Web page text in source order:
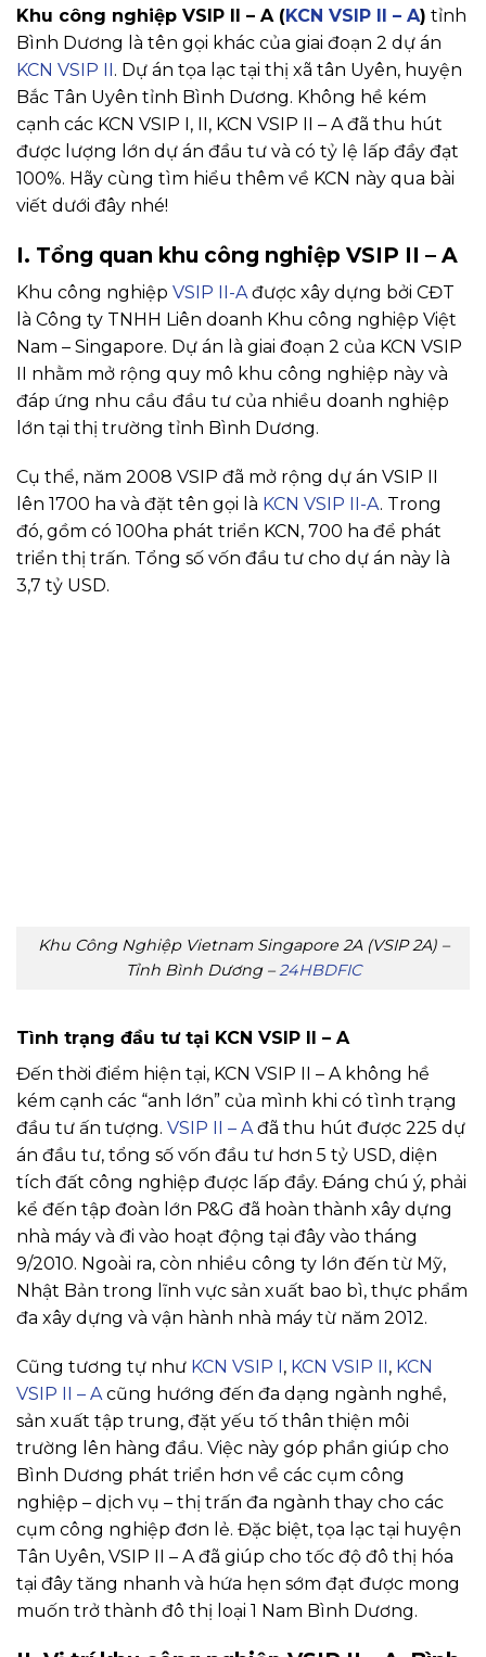
Khu công nghiệp VSIP II – A (KCN VSIP II – A) tỉnh
Bình Dương là tên gọi khác của giai đoạn 2 dự án
KCN VSIP II. Dự án tọa lạc tại thị xã tân Uyên, huyện
Bắc Tân Uyên tỉnh Bình Dương. Không hề kém
cạnh các KCN VSIP I, II, KCN VSIP II – A đã thu hút
được lượng lớn dự án đầu tư và có tỷ lệ lấp đầy đạt
100%. Hãy cùng tìm hiểu thêm về KCN này qua bài
viết dưới đây nhé!
I. Tổng quan khu công nghiệp VSIP II – A
Khu công nghiệp VSIP II-A được xây dựng bởi CĐT
là Công ty TNHH Liên doanh Khu công nghiệp Việt
Nam – Singapore. Dự án là giai đoạn 2 của KCN VSIP
II nhằm mở rộng quy mô khu công nghiệp này và
đáp ứng nhu cầu đầu tư của nhiều doanh nghiệp
lớn tại thị trường tỉnh Bình Dương.
Cụ thể, năm 2008 VSIP đã mở rộng dự án VSIP II
lên 1700 ha và đặt tên gọi là KCN VSIP II-A. Trong
đó, gồm có 100ha phát triển KCN, 700 ha để phát
triển thị trấn. Tổng số vốn đầu tư cho dự án này là
3,7 tỷ USD.
Khu Công Nghiệp Vietnam Singapore 2A (VSIP 2A) –
Tỉnh Bình Dương –24HBDFIC
Tình trạng đầu tư tại KCN VSIP II – A
Đến thời điểm hiện tại, KCN VSIP II – A không hề
kém cạnh các “anh lớn” của mình khi có tình trạng
đầu tư ấn tượng. VSIP II – A đã thu hút được 225 dự
án đầu tư, tổng số vốn đầu tư hơn 5 tỷ USD, diện
tích đất công nghiệp được lấp đầy. Đáng chú ý, phải
kể đến tập đoàn lớn P&G đã hoàn thành xây dựng
nhà máy và đi vào hoạt động tại đây vào tháng
9/2010. Ngoài ra, còn nhiều công ty lớn đến từ Mỹ,
Nhật Bản trong lĩnh vực sản xuất bao bì, thực phẩm
đa xây dựng và vận hành nhà máy từ năm 2012.
Cũng tương tự như KCN VSIP I , KCN VSIP II , KCN
VSIP II – Acũng hướng đến đa dạng ngành nghề,
sản xuất tập trung, đặt yếu tố thân thiện môi
trường lên hàng đầu. Việc này góp phần giúp cho
Bình Dương phát triển hơn về các cụm công
nghiệp – dịch vụ – thị trấn đa ngành thay cho các
cụm công nghiệp đơn lẻ. Đặc biệt, tọa lạc tại huyện
Tân Uyên, VSIP II – A đã giúp cho tốc độ đô thị hóa
tại đây tăng nhanh và hứa hẹn sớm đạt được mong
muốn trở thành đô thị loại 1 Nam Bình Dương.